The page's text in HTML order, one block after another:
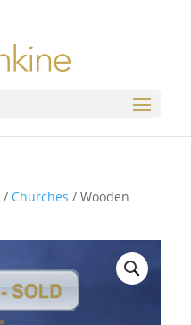
/ Churches / Wooden